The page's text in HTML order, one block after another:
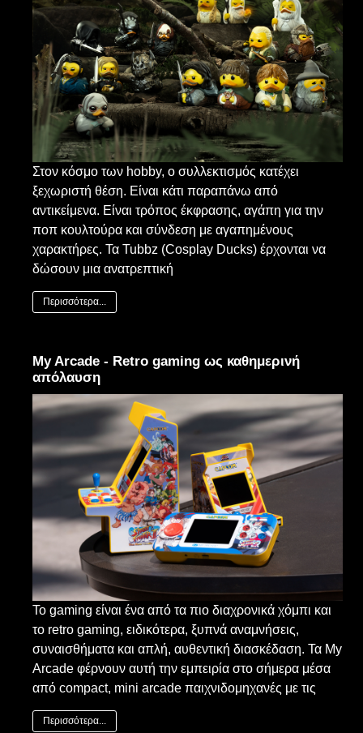
Στον κόσμο των hobby, ο συλλεκτισμός κατέχει
ξεχωριστή θέση. Είναι κάτι παραπάνω από
αντικείμενα. Είναι τρόπος έκφρασης, αγάπη για την
ποπ κουλτούρα και σύνδεση με αγαπημένους
χαρακτήρες. Τα Tubbz (Cosplay Ducks) έρχονται να
δώσουν μια ανατρεπτική
Περισσότερα...
My Arcade - Retro gaming ως καθημερινή
απόλαυση
Το gaming είναι ένα από τα πιο διαχρονικά χόμπι και
το retro gaming, ειδικότερα, ξυπνά αναμνήσεις,
συναισθήματα και απλή, αυθεντική διασκέδαση. Τα My
Arcade φέρνουν αυτή την εμπειρία στο σήμερα μέσα
από compact, mini arcade παιχνιδομηχανές με τις
Περισσότερα...